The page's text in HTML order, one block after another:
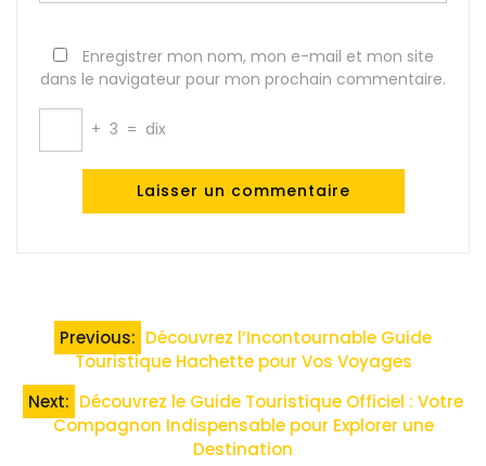
Enregistrer mon nom, mon e-mail et mon site
dans le navigateur pour mon prochain commentaire.
+ 3 = dix
Navigation
l’article
Previous: Découvrez l’Incontournable Guide
Touristique Hachette pour Vos Voyages
Next: Découvrez le Guide Touristique Officiel : Votre
Compagnon Indispensable pour Explorer une
Destination